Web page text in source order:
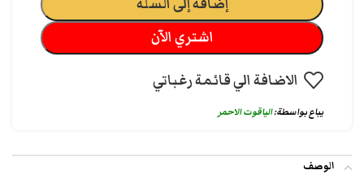
اشتري الآن
الاضافة الي قائمة رغباتي
يباع بواسطة:الياقوت الاحمر
الوصف